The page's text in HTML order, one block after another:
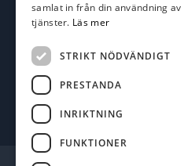
Följ oss
Facebook
samlat in från din användning av
tjänster. Läs mer
STRIKT NÖDVÄNDIGT
PRESTANDA
INRIKTNING
FUNKTIONER